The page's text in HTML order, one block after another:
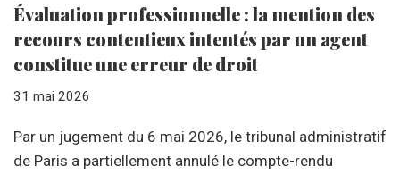
Évaluation professionnelle : la mention des
recours contentieux intentés par un agent
constitue une erreur de droit
31 mai 2026
Par un jugement du 6 mai 2026, le tribunal administratif
de Paris a partiellement annulé le compte-rendu